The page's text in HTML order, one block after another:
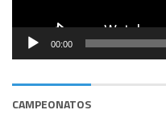
00:00
CAMPEONATOS